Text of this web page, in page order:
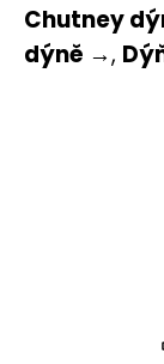
Chutney
dýně →,